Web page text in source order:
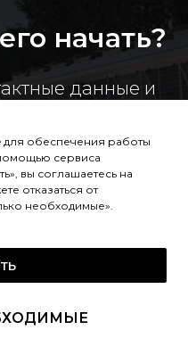
начать?
данные и
в вашей
пути решения.
для обеспечения работы
сервиса
вы соглашаетесь на
отказаться от
необходимые».